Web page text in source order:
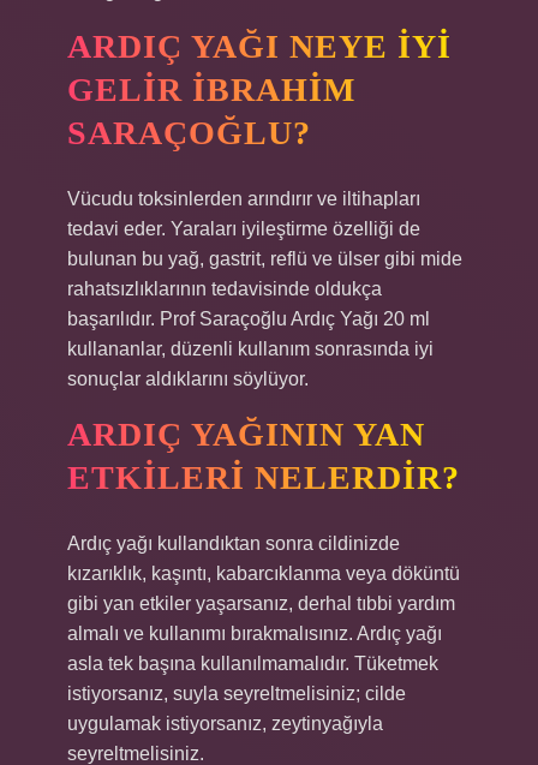
ARDIÇ YAĞI NEYE IYI
GELIR İBRAHIM
SARAÇOĞLU?
Vücudu toksinlerden arındırır ve iltihapları
tedavi eder. Yaraları iyileştirme özelliği de
bulunan bu yağ, gastrit, reflü ve ülser gibi mide
rahatsızlıklarının tedavisinde oldukça
başarılıdır. Prof Saraçoğlu Ardıç Yağı 20 ml
kullananlar, düzenli kullanım sonrasında iyi
sonuçlar aldıklarını söylüyor.
ARDIÇ YAĞININ YAN
ETKILERI NELERDIR?
Ardıç yağı kullandıktan sonra cildinizde
kızarıklık, kaşıntı, kabarcıklanma veya döküntü
gibi yan etkiler yaşarsanız, derhal tıbbi yardım
almalı ve kullanımı bırakmalısınız. Ardıç yağı
asla tek başına kullanılmamalıdır. Tüketmek
istiyorsanız, suyla seyreltmelisiniz; cilde
uygulamak istiyorsanız, zeytinyağıyla
seyreltmelisiniz.